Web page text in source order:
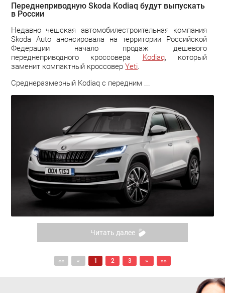
Переднеприводную Skoda Kodiaq будут выпускать
в России
Недавно чешская автомобилестроительная компания
Skoda Auto анонсировала на территории Российской
Федерации начало продаж дешевого
переднеприводного кроссовера Kodiaq, который
заменит компактный кроссоверYeti.
Среднеразмерный Kodiaq с передним ...
Читать далее
«« « 1 2 3 » »»